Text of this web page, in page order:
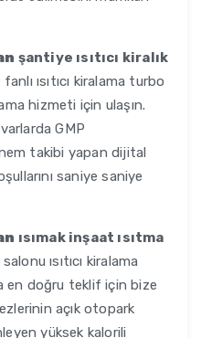
şantiye ısıtıcı kiralık
fanlı ısıtıcı kiralama turbo
hizmeti için ulaşın.
GMP
takibi yapan dijital
saniye saniye
ısımak inşaat ısıtma
ısıtıcı kiralama
en doğru teklif için bize
açık otopark
yüksek kalorili